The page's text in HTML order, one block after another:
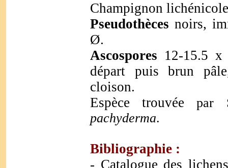
Champignon
Pseudothèces noirs,
Ø.
Ascospores 12-15.5
départ puis brun
cloison.
Espèce trouvéepar
pachyderma.
Bibliographie :
- Catalogue des